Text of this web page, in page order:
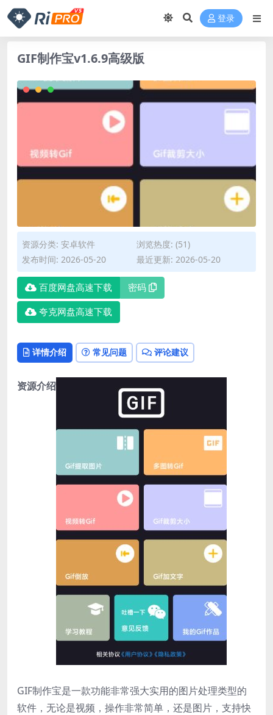
登录
GIF制作宝v1.6.9高级版
资源分类: 安卓软件
浏览热度: (51)
发布时间: 2026-05-20
最近更新: 2026-05-20
百度网盘高速下载 密码
夸克网盘高速下载
详情介绍 常见问题 评论建议
资源介绍
GIF制作宝是一款功能非常强大实用的图片处理类型的
软件，无论是视频，操作非常简单，还是图片，支持快